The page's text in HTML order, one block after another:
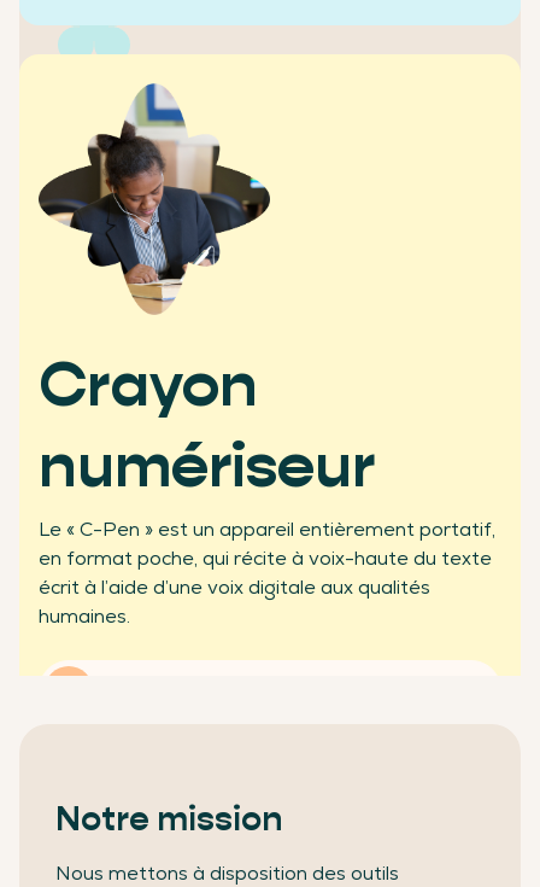
Crayon
numériseur
Le « C-Pen » est un appareil entièrement portatif,
en format poche, qui récite à voix-haute du texte
écrit à l’aide d’une voix digitale aux qualités
humaines.
+2500
écoles clientes
+450
partenaires professionnels
Notre mission
Nous mettons à disposition des outils